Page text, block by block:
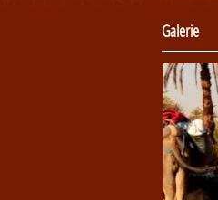
Galerie